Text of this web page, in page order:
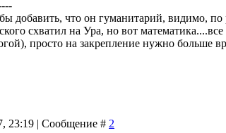
добавить, что он гуманитарий, видимо,
схватил на Ура, но вот
просто на закрепление нужно больше
23:19 | Сообщение # 2